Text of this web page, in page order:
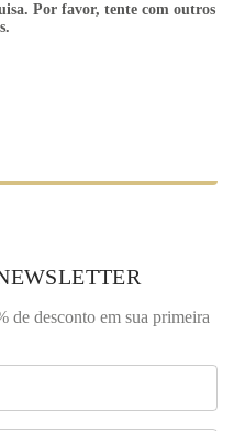
Por favor, tente com outros
de desconto em sua primeira